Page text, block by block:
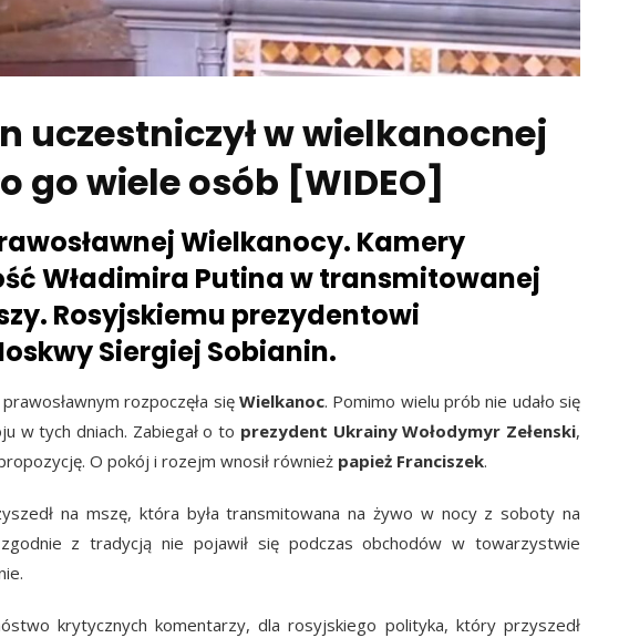
uczestniczył w wielkanocnej
go wiele osób [WIDEO]
Wielkanocy. Kamery
Władimira Putina w transmitowanej
Rosyjskiemu prezydentowi
Siergiej Sobianin.
rozpoczęła się Wielkanoc. Pomimo wielu prób nie udało się
w tych dniach. Zabiegał o to prezydent Ukrainy Wołodymyr Zełenski,
O pokój i rozejm wnosił również papież Franciszek.
na mszę, która była transmitowana na żywo w nocy z soboty na
z tradycją nie pojawił się podczas obchodów w towarzystwie
krytycznych komentarzy, dla rosyjskiego polityka, który przyszedł